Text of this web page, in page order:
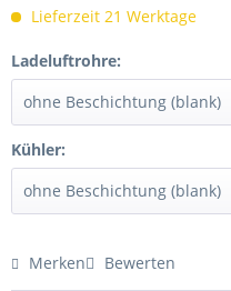
Lieferzeit 21 Werktage
Ladeluftrohre:
Kühler:
Merken Bewerten